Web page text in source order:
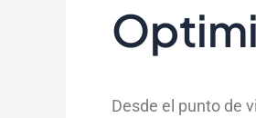
Desde el punto de